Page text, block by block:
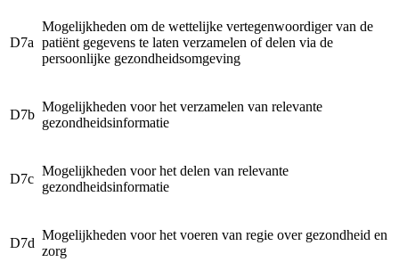
D7a
Mogelijkheden om de wettelijke vertegenwoordiger van de
patiënt gegevens te laten verzamelen of delen via de
persoonlijke gezondheidsomgeving
D7b
Mogelijkheden voor het verzamelen van relevante
gezondheidsinformatie
D7c
Mogelijkheden voor het delen van relevante
gezondheidsinformatie
D7d
Mogelijkheden voor het voeren van regie over gezondheid en
zorg